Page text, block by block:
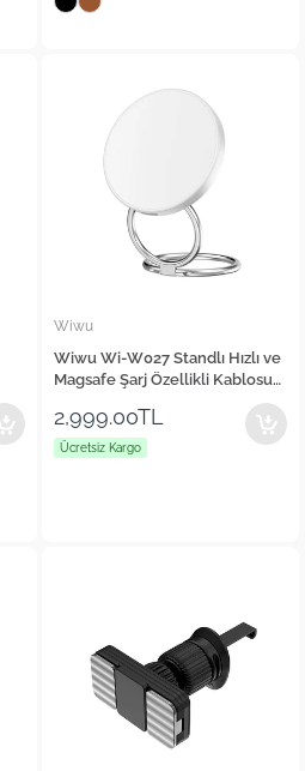
Wiwu
Wiwu Wi-W027 Standlı Hızlı ve
Magsafe Şarj Özellikli Kablosuz
2,999.00TL
Ücretsiz Kargo